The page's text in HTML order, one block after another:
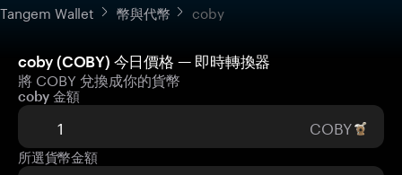
Tangem Wallet 幣與代幣 coby
coby (COBY) 今日價格 — 即時轉換器
將 COBY 兌換成你的貨幣
coby 金額
COBY
所選貨幣金額